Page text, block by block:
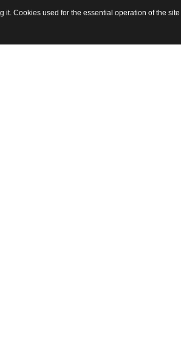
Cookies used for the essential operation of the